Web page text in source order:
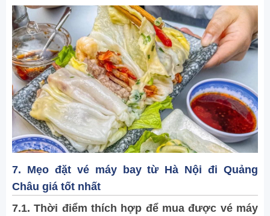
7. Mẹo đặt vé máy bay từ Hà Nội đi Quảng
Châu giá tốt nhất
7.1. Thời điểm thích hợp để mua được vé máy